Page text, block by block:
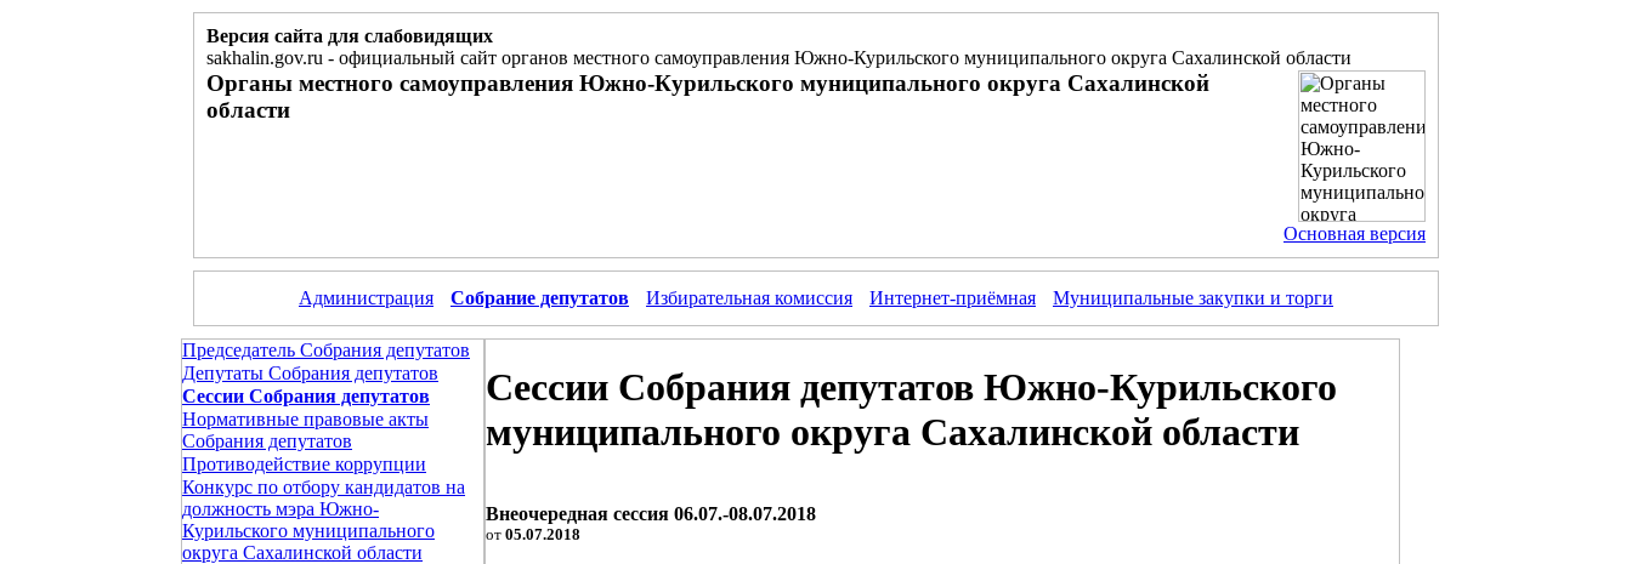
Версия сайта для слабовидящих
sakhalin.gov.ru - официальный сайт органов местного самоуправления Южно-Курильского муниципального округа Сахалинской области
Органы местного самоуправления Южно-Курильского муниципального округа Сахалинской
области
Основная версия
Администрация Собрание депутатов Избирательная комиссия Интернет-приёмная Муниципальные закупки и торги
Председатель Собрания депутатов
Депутаты Собрания депутатов
Сессии Собрания депутатов
Нормативные правовые акты
Собрания депутатов
Противодействие коррупции
Конкурс по отбору кандидатов на
должность мэра Южно-
Курильского муниципального
округа Сахалинской области
Сессии Собрания депутатов Южно-Курильского
муниципального округа Сахалинской области
Внеочередная сессия 06.07.-08.07.2018
от 05.07.2018